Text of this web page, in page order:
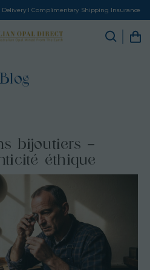
Delivery I Complimentary Shipping Insurance
Blog
bijoutiers –
éthique